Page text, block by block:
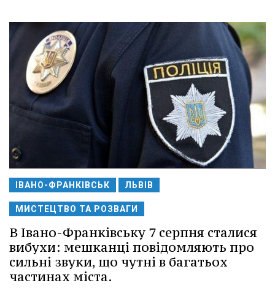
ІВАНО-ФРАНКІВСЬК ЛЬВІВ
МИСТЕЦТВО ТА РОЗВАГИ
В Івано-Франківську 7 серпня сталися
вибухи: мешканці повідомляють про
сильні звуки, що чутні в багатьох
частинах міста.